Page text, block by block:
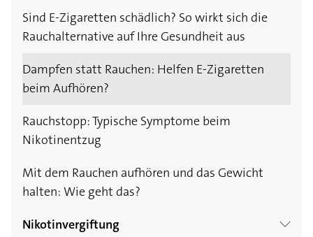
Sind E-Zigaretten schädlich? So wirkt sich die
Rauchalternative auf Ihre Gesundheit aus
Dampfen statt Rauchen: Helfen E-Zigaretten
beim Aufhören?
Rauchstopp: Typische Symptome beim
Nikotinentzug
Mit dem Rauchen aufhören und das Gewicht
halten: Wie geht das?
Nikotinvergiftung